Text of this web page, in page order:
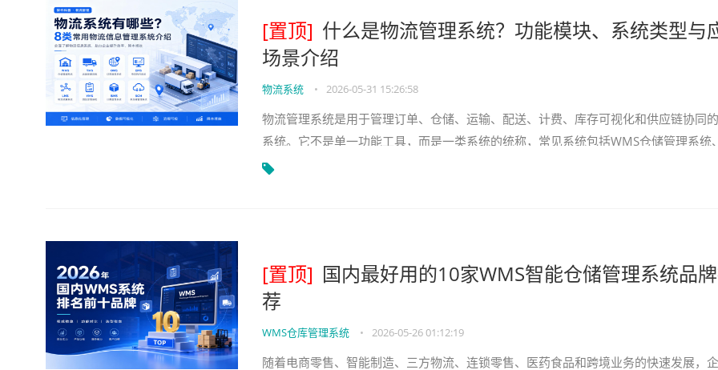
[置顶] 什么是物流管理系统？功能模块、系统类型与
场景介绍
物流系统 • 2026-05-31 15:26:58
物流管理系统是用于管理订单、仓储、运输、配送、计费、库存可视化和供应链协同
系统。它不是单一功能工具，而是一类系统的统称，常见系统包括WMS仓储管理系统
运输管理系统、OMS订单管理系统、B
[置顶] 国内最好用的10家WMS智能仓储管理系统品
荐
WMS仓库管理系统 • 2026-05-26 01:12:19
随着电商零售、智能制造、三方物流、连锁零售、医药食品和跨境业务的快速发展，